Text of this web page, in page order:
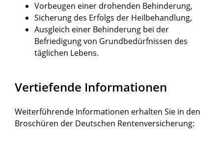
Vorbeugen einer drohenden Behinderung,
Sicherung des Erfolgs der Heilbehandlung,
Ausgleich einer Behinderung bei der
Befriedigung von Grundbedürfnissen des
täglichen Lebens.
Vertiefende Informationen
Weiterführende Informationen erhalten Sie in den
Broschüren der Deutschen Rentenversicherung: